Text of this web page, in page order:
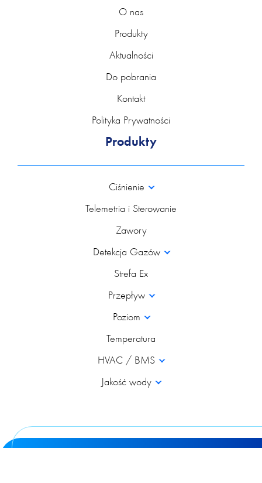
O nas
Produkty
Aktualności
Do pobrania
Kontakt
Polityka Prywatności
Produkty
Ciśnienie
Telemetria i Sterowanie
Zawory
Detekcja Gazów
Strefa Ex
Przepływ
Poziom
Temperatura
HVAC / BMS
Jakość wody